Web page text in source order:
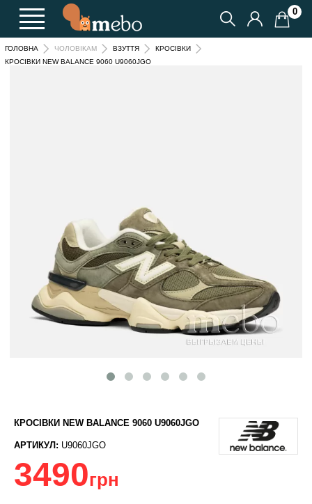
0
ГОЛОВНА ЧОЛОВІКАМ ВЗУТТЯ
КРОСІВКИ
КРОСІВКИ NEW BALANCE 9060 U9060JGO
КРОСІВКИ NEW BALANCE 9060 U9060JGO
АРТИКУЛ: U9060JGO
3490грн